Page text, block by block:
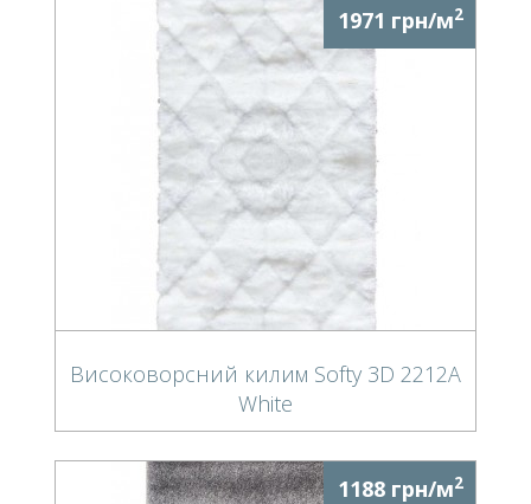
1971 грн/м2
Високоворсний килим Softy 3D 2212A
White
1188 грн/м2